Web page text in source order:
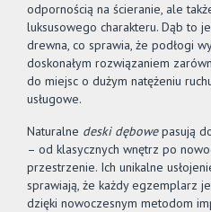
odpornością na ścieranie, ale
luksusowego charakteru. Dąb to
drewna, co sprawia, że podłogi
doskonałym rozwiązaniem
do miejsc o dużym natężeniu
usługowe.
Naturalne deski dębowepasują
– od klasycznych wnętrz po
przestrzenie. Ich unikalne
sprawiają, że każdy egzemplarz
dzięki nowoczesnym metodom